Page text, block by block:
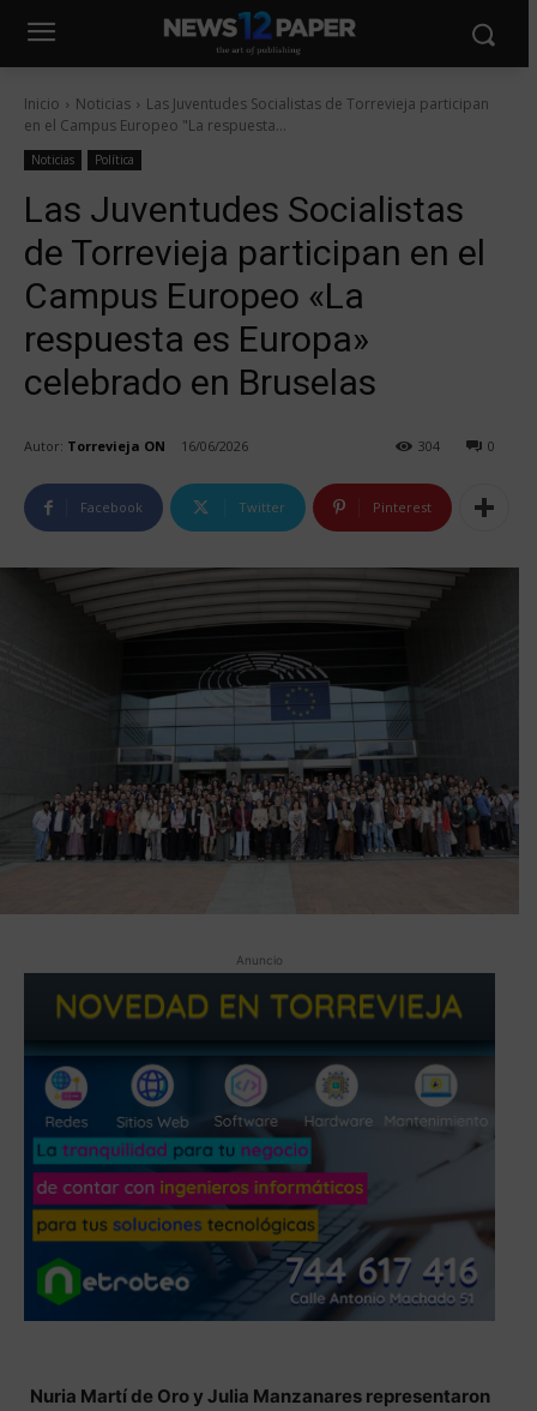
Inicio Noticias
Las Juventudes Socialistas de Torrevieja participan
en el Campus Europeo "La respuesta...
Noticias Política
Las Juventudes Socialistas
de Torrevieja participan en el
Campus Europeo «La
respuesta es Europa»
celebrado en Bruselas
Autor: Torrevieja ON 16/06/2026 0
304
Facebook Twitter Pinterest
Anuncio
Nuria Martí de Oro y Julia Manzanares representaron